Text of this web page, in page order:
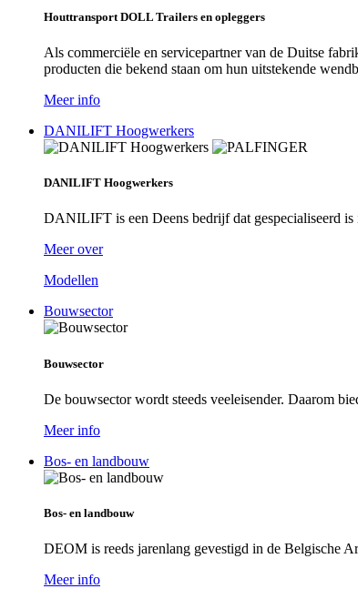
Houttransport DOLL Trailers en opleggers
Als commerciële en servicepartner van de Duitse
producten die bekend staan om hun uitstekende
Meer info
DANILIFT Hoogwerkers
DANILIFT Hoogwerkers
DANILIFT is een Deens bedrijf dat gespecialiseerd
Meer over
Modellen
Bouwsector
Bouwsector
De bouwsector wordt steeds veeleisender. Daarom
Meer info
Bos- en landbouw
Bos- en landbouw
DEOM is reeds jarenlang gevestigd in de Belgische
Meer info